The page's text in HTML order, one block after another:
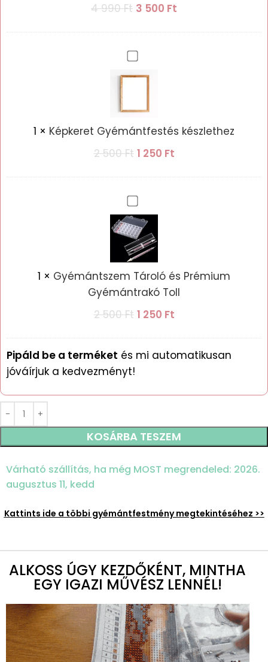
4 990Ft 3 500 Ft
Képkeret
Gyémántfestés
1 × Képkeret Gyémántfestés készlethez
2 500Ft 1 250 Ft
Gyémántszem
Tároló
és
Prémium
Gyémántrakó
Toll
1 × Gyémántszem Tároló és Prémium
Gyémántrakó Toll
2 500Ft 1 250 Ft
Pipáld be a terméket és mi automatikusan
jóváírjuk a kedvezményt!
KOSÁRBA TESZEM
Várható szállítás, ha még MOST megrendeled: 2026.
augusztus 11, kedd
Kattints ide a többi gyémántfestmény megtekintéséhez >>
ALKOSS ÚGY KEZDŐKÉNT, MINTHA
EGY IGAZI MŰVÉSZ LENNÉL!